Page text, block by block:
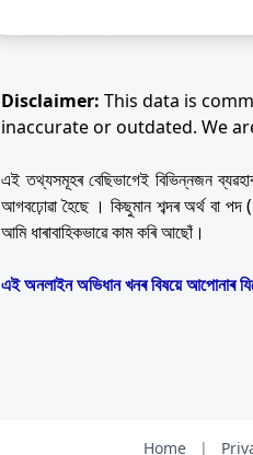
Disclaimer: This data is
inaccurate or outdated. We
এই তথ্যসমূহৰ বেছিভাগেই বিভিন্নজন
আগবঢ়োৱা হৈছে । কিছুমান শব্দৰ অৰ্থ
আমি ধাৰাবাহিকভাৱে কাম কৰি আছোঁ।
এই অনলাইন অভিধান খনৰ বিষয়ে আপোনাৰ
Home |